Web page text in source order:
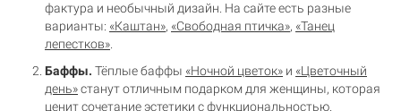
фактура и необычный дизайн. На сайте есть разные
варианты: «Каштан», «Свободная птичка», «Танец
лепестков»
Баффы. Тёплые баффы «Ночной цветок» и «Цветочный
день»станут отличным подарком для женщины, которая
ценит сочетание эстетики с функциональностью.